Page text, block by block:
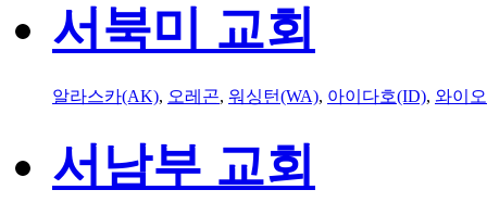
서북미 교회
알라스카(AK), 오레곤, 워싱턴(WA), 아이다호(ID), 와이
서남부 교회